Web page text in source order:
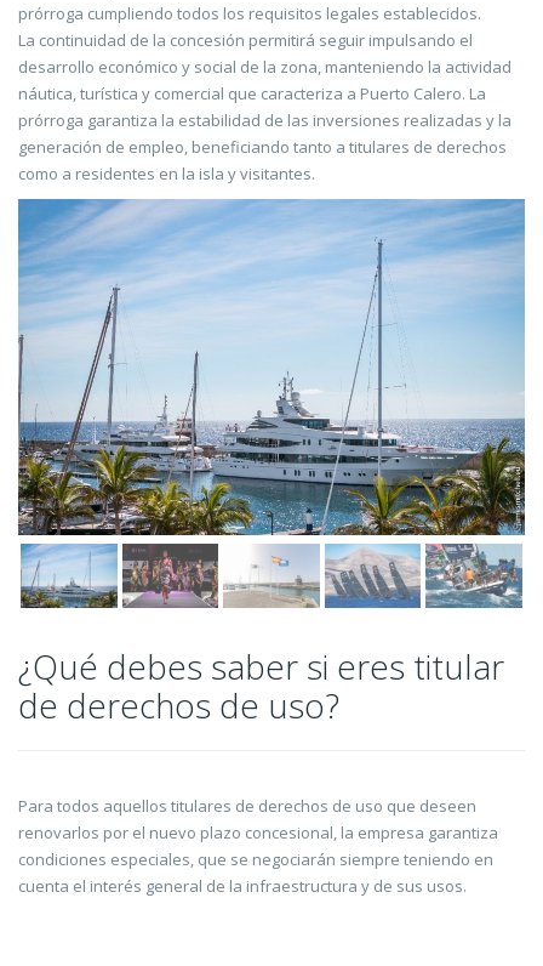
prórroga cumpliendo todos los requisitos legales establecidos.
La continuidad de la concesión permitirá seguir impulsando el
desarrollo económico y social de la zona, manteniendo la actividad
náutica, turística y comercial que caracteriza a Puerto Calero. La
prórroga garantiza la estabilidad de las inversiones realizadas y la
generación de empleo, beneficiando tanto a titulares de derechos
como a residentes en la isla y visitantes.
¿Qué debes saber si eres titular
de derechos de uso?
Para todos aquellos titulares de derechos de uso que deseen
renovarlos por el nuevo plazo concesional, la empresa garantiza
condiciones especiales, que se negociarán siempre teniendo en
cuenta el interés general de la infraestructura y de sus usos.